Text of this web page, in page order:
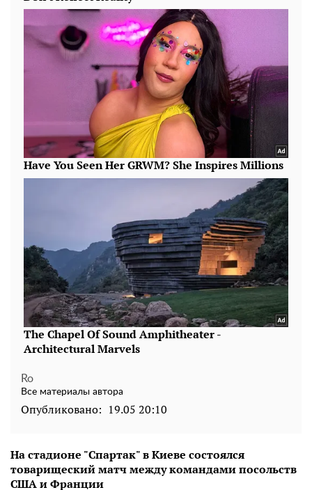
Ro
Все материалы автора
Опубликовано: 19.05 20:10
На стадионе "Спартак" в Киеве состоялся
товарищеский матч между командами посольств
США и Франции